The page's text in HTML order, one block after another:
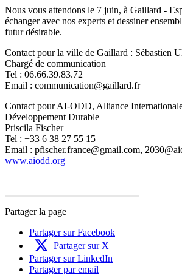
Nous vous attendons le 7 juin, à Gaillard -
échanger avec nos experts et dessiner
futur désirable.
Contact pour la ville de Gaillard : Sébastien
Chargé de communication
Tel : 06.66.39.83.72
Email : communication@gaillard.fr
Contact pour AI-ODD, Alliance
Développement Durable
Priscila Fischer
Tel : +33 6 38 27 55 15
Email : pfischer.france@gmail.com,
www.aiodd.org
Partager la page
Partager sur Facebook
Partager sur X
Partager sur LinkedIn
Partager par email